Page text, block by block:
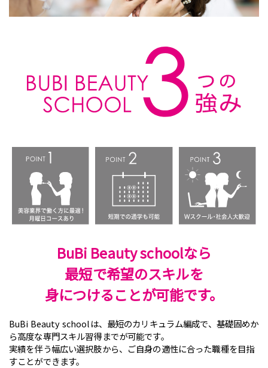
BuBi Beauty schoolなら
最短で希望のスキルを
身につけることが可能です。
BuBi Beauty schoolは、最短のカリキュラム編成で、 基礎固めか
ら高度な専門スキル習得までが可能です。
実績を伴う幅広い選択肢から、 ご自身の適性に合った職種を目指
すことができます。